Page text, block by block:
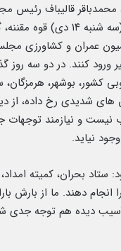
محمدباقر قالیباف رئیس
جلسه علنی امروز (سه شنبه
عمران و کشاورزی
ورود کنند. در دو سه
کشور، بوشهر،
شدیدی رخ داده، از
نیست و نیازمند
نیاید.
بحران، کمیته
انجام دهند. ما از بارش
دیده هم توجه جدی